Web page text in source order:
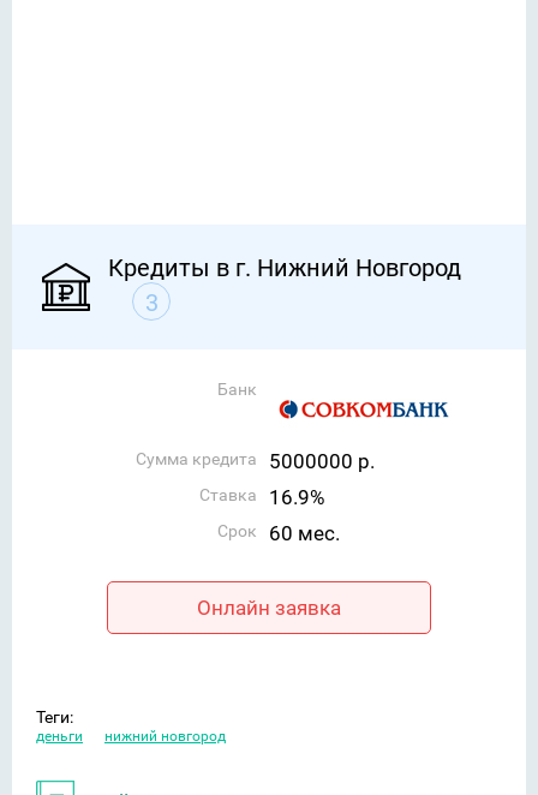
Кредиты в г. Нижний Новгород
3
Банк
Сумма кредита 5000000 р.
Ставка 16.9%
Срок 60 мес.
Онлайн заявка
Теги:
деньги нижний новгород